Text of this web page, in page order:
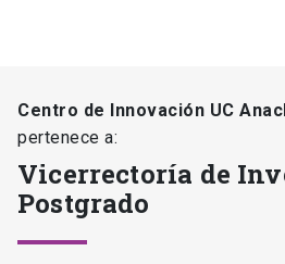
Centro de Innovación UC
pertenece a:
Vicerrectoría de
Postgrado